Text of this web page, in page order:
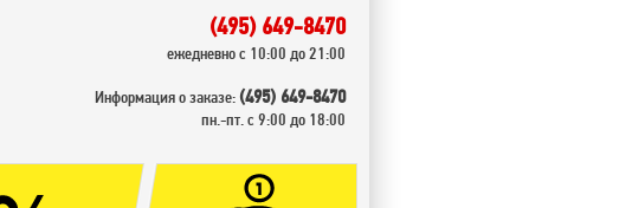
(495) 649-8470
ежедневно с 10:00 до 21:00
Информация о заказе:(495) 649-8470
пн.-пт. с 9:00 до 18:00